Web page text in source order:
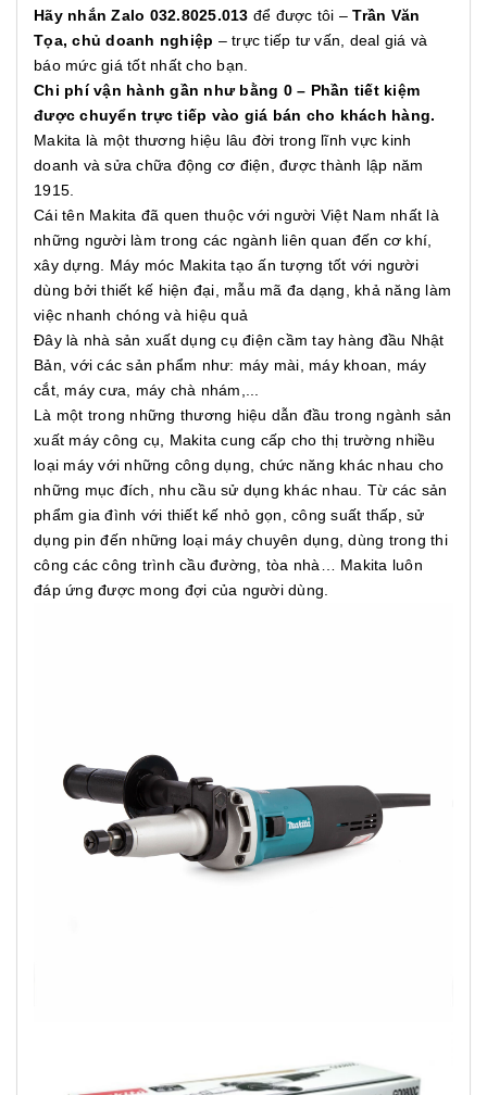
Hãy nhắn Zalo 032.8025.013 để được tôi –Trần Văn
Tọa, chủ doanh nghiệp – trực tiếp tư vấn, deal giá và
báo mức giá tốt nhất cho bạn.
Chi phí vận hành gần như bằng 0 – Phần tiết kiệm
được chuyển trực tiếp vào giá bán cho khách hàng.
Makita là một thương hiệu lâu đời trong lĩnh vực kinh
doanh và sửa chữa động cơ điện, được thành lập năm
1915.
Cái tên Makita đã quen thuộc với người Việt Nam nhất là
những người làm trong các ngành liên quan đến cơ khí,
xây dựng. Máy móc Makita tạo ấn tượng tốt với người
dùng bởi thiết kế hiện đại, mẫu mã đa dạng, khả năng làm
việc nhanh chóng và hiệu quả
Đây là nhà sản xuất dụng cụ điện cầm tay hàng đầu Nhật
Bản, với các sản phẩm như: máy mài, máy khoan, máy
cắt, máy cưa, máy chà nhám,...
Là một trong những thương hiệu dẫn đầu trong ngành sản
xuất máy công cụ, Makita cung cấp cho thị trường nhiều
loại máy với những công dụng, chức năng khác nhau cho
những mục đích, nhu cầu sử dụng khác nhau. Từ các sản
phẩm gia đình với thiết kế nhỏ gọn, công suất thấp, sử
dụng pin đến những loại máy chuyên dụng, dùng trong thi
công các công trình cầu đường, tòa nhà… Makita luôn
đáp ứng được mong đợi của người dùng.